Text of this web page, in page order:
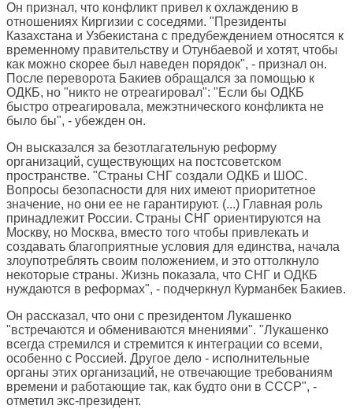
Он признал, что конфликт привел к охлаждению в
отношениях Киргизии с соседями. "Президенты
Казахстана и Узбекистана с предубеждением относятся к
временному правительству и Отунбаевой и хотят, чтобы
как можно скорее был наведен порядок", - признал он.
После переворота Бакиев обращался за помощью к
ОДКБ, но "никто не отреагировал": "Если бы ОДКБ
быстро отреагировала, межэтнического конфликта не
было бы", - убежден он.
Он высказался за безотлагательную реформу
организаций, существующих на постсоветском
пространстве. "Страны СНГ создали ОДКБ и ШОС.
Вопросы безопасности для них имеют приоритетное
значение, но они ее не гарантируют. (...) Главная роль
принадлежит России. Страны СНГ ориентируются на
Москву, но Москва, вместо того чтобы привлекать и
создавать благоприятные условия для единства, начала
злоупотреблять своим положением, и это оттолкнуло
некоторые страны. Жизнь показала, что СНГ и ОДКБ
нуждаются в реформах", - подчеркнул Курманбек Бакиев.
Он рассказал, что они с президентом Лукашенко
"встречаются и обмениваются мнениями". "Лукашенко
всегда стремился и стремится к интеграции со всеми,
особенно с Россией. Другое дело - исполнительные
органы этих организаций, не отвечающие требованиям
времени и работающие так, как будто они в СССР", -
отметил экс-президент.